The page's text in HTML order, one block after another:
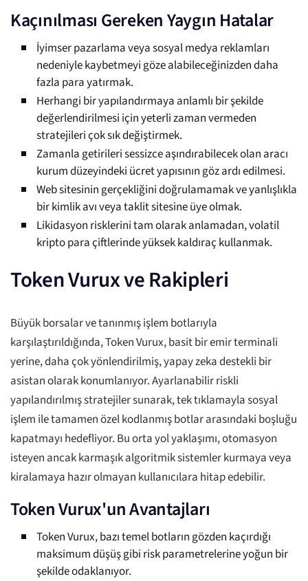
Kaçınılması Gereken Yaygın Hatalar
İyimser pazarlama veya sosyal medya reklamları
nedeniyle kaybetmeyi göze alabileceğinizden daha
fazla para yatırmak.
Herhangi bir yapılandırmaya anlamlı bir şekilde
değerlendirilmesi için yeterli zaman vermeden
stratejileri çok sık değiştirmek.
Zamanla getirileri sessizce aşındırabilecek olan aracı
kurum düzeyindeki ücret yapısının göz ardı edilmesi.
Web sitesinin gerçekliğini doğrulamamak ve yanlışlıkla
bir kimlik avı veya taklit sitesine üye olmak.
Likidasyon risklerini tam olarak anlamadan, volatil
kripto para çiftlerinde yüksek kaldıraç kullanmak.
Token Vurux ve Rakipleri
Büyük borsalar ve tanınmış işlem botlarıyla
karşılaştırıldığında, Token Vurux, basit bir emir terminali
yerine, daha çok yönlendirilmiş, yapay zeka destekli bir
asistan olarak konumlanıyor. Ayarlanabilir riskli
yapılandırılmış stratejiler sunarak, tek tıklamayla sosyal
işlem ile tamamen özel kodlanmış botlar arasındaki boşluğu
kapatmayı hedefliyor. Bu orta yol yaklaşımı, otomasyon
isteyen ancak karmaşık algoritmik sistemler kurmaya veya
kiralamaya hazır olmayan kullanıcılara hitap edebilir.
Token Vurux'un Avantajları
Token Vurux, bazı temel botların gözden kaçırdığı
maksimum düşüş gibi risk parametrelerine yoğun bir
şekilde odaklanıyor.